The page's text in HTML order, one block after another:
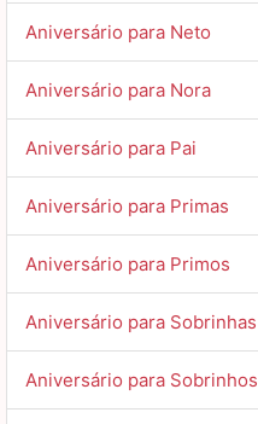
Aniversário para Neto
Aniversário para Nora
Aniversário para Pai
Aniversário para Primas
Aniversário para Primos
Aniversário para Sobrinhas
Aniversário para Sobrinhos